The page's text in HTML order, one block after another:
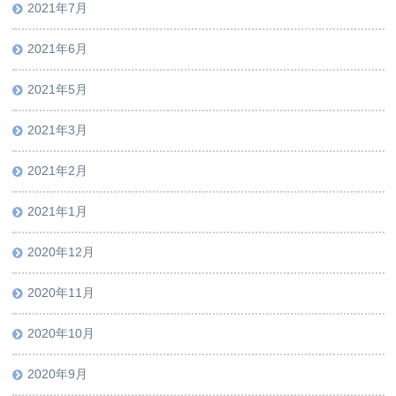
2021年7月
2021年6月
2021年5月
2021年3月
2021年2月
2021年1月
2020年12月
2020年11月
2020年10月
2020年9月